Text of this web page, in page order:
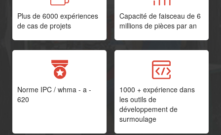
Plus de 6000 expériences
de cas de projets
Capacité de faisceau de 6
millions de pièces par an
Norme IPC / whma - a -
620
1000 + expérience dans
les outils de
développement de
surmoulage